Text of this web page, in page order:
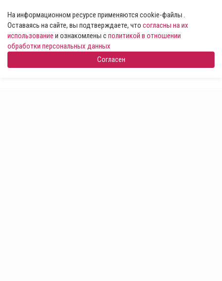
На информационном ресурсе применяются cookie-файлы .
Оставаясь на сайте, вы подтверждаете, что согласны на их
использование и ознакомлены сполитикой в отношении
обработки персональных данных
Согласен